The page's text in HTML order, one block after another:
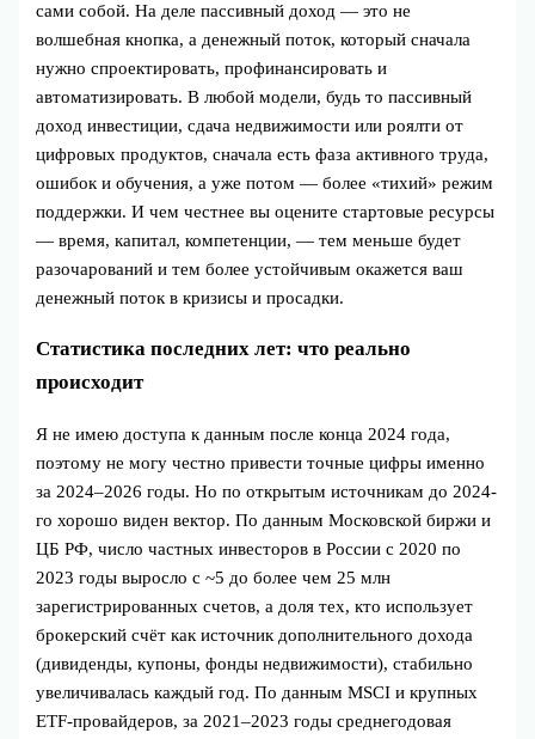
сами собой. На деле пассивный доход — это не
волшебная кнопка, а денежный поток, который сначала
нужно спроектировать, профинансировать и
автоматизировать. В любой модели, будь то пассивный
доход инвестиции, сдача недвижимости или роялти от
цифровых продуктов, сначала есть фаза активного труда,
ошибок и обучения, а уже потом — более «тихий» режим
поддержки. И чем честнее вы оцените стартовые ресурсы
— время, капитал, компетенции, — тем меньше будет
разочарований и тем более устойчивым окажется ваш
денежный поток в кризисы и просадки.
Статистика последних лет: что реально
происходит
Я не имею доступа к данным после конца 2024 года,
поэтому не могу честно привести точные цифры именно
за 2024–2026 годы. Но по открытым источникам до 2024-
го хорошо виден вектор. По данным Московской биржи и
ЦБ РФ, число частных инвесторов в России с 2020 по
2023 годы выросло с ~5 до более чем 25 млн
зарегистрированных счетов, а доля тех, кто использует
брокерский счёт как источник дополнительного дохода
(дивиденды, купоны, фонды недвижимости), стабильно
увеличивалась каждый год. По данным MSCI и крупных
ETF-провайдеров, за 2021–2023 годы среднегодовая